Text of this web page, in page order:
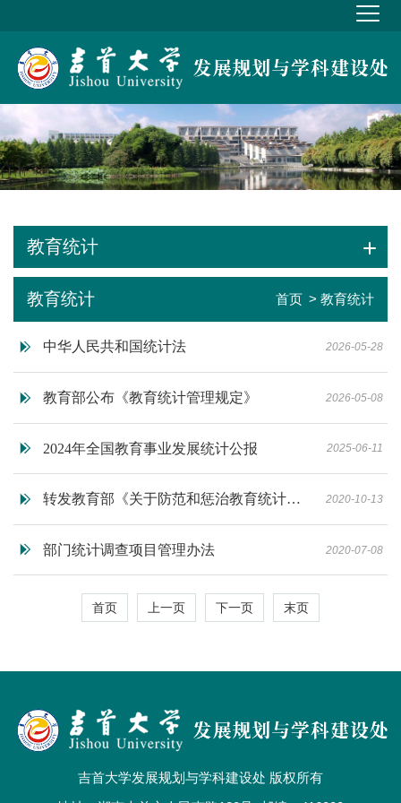
教育统计
首页 > 教育统计
教育统计
中华人民共和国统计法 2026-05-28
教育部公布《教育统计管理规定》 2026-05-08
2024年全国教育事业发展统计公报 2025-06-11
转发教育部《关于防范和惩治教育统计造
假弄虚作假责任制规定（试行）》的通知
2020-10-13
部门统计调查项目管理办法 2020-07-08
首页 上一页 下一页 末页
吉首大学发展规划与学科建设处 版权所有